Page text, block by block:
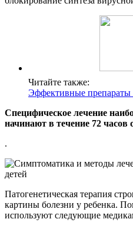
Читайте также:
Эффективные препараты
Специфическое лечение
начинают в течение 72 часов
.
Патогенетическая терапия
картины болезни у ребенка.
используют следующие